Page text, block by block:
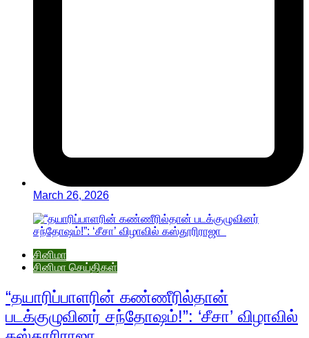
March 26, 2026
சினிமா
சினிமா செய்திகள்
“தயாரிப்பாளரின் கண்ணீரில்தான்
படக்குழுவினர் சந்தோஷம்!”: ‘சீசா’ விழாவில்